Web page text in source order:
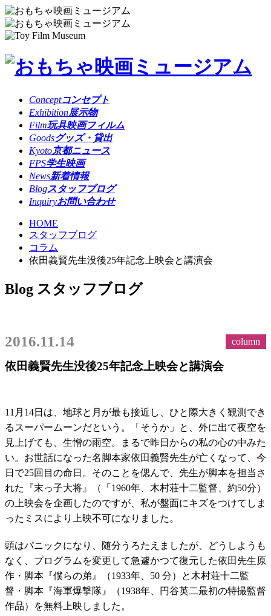
Conceptコンセプト
Exhibition展示物
Film玩具映画フィルム
Goodsグッズ・貸出
Kyoto京都ニュース
FPS学生映画
News新着情報
Blogスタッフブログ
Inquiryお問い合わせ
HOME
スタッフブログ
コラム
依田義賢先生没後25年記念上映会と講演会
Blog スタッフブログ
2016.11.14 column
依田義賢先生没後25年記念上映会と講演会
11月14日は、地球と月が最も接近し、ひと際大きく観測でき
るスーパームーンだという。「そうか」と、外に出て夜空を
見上げても、生憎の雨空。まるで昨日からの私の心の中みた
い。お世話になった名脚本家依田義賢先生が亡くなって、今
日で25回目の命日。そのことを偲んで、先生が脚本を担当さ
れた『末っ子大将』（「1960年、木村荘十二監督、約50分）
の上映会を企画したのですが、私が盤面にキズをつけてしま
ったミスにより上映不可になりました。
頭はパニックになり、随分うろたえましたが、どうしようも
なく、プログラムを変更して急遽かつて復元した依田先生原
作・脚本『僕らの弟』（1933年、50 分）と木村荘十二監
督・脚本『海軍爆撃隊』（1938年、円谷英二最初の特撮監督
作品）を無料上映しました。